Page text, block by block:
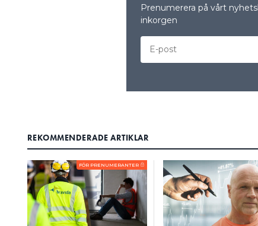
Prenumerera på vårt
inkorgen
REKOMMENDERADE ARTIKLAR
FÖR PRENUMERANTER